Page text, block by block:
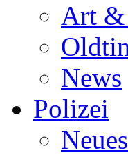
Art &
News
Polizei